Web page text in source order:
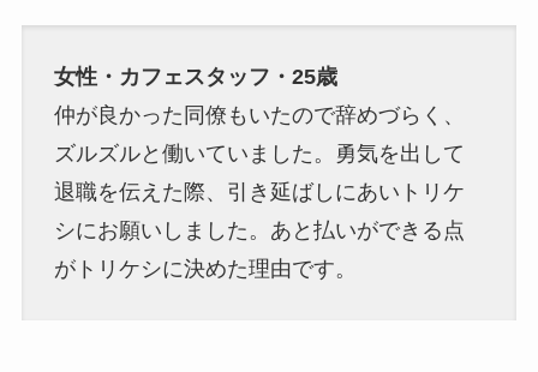
女性・カフェスタッフ・25歳
仲が良かった同僚もいたので辞めづらく、
ズルズルと働いていました。勇気を出して
退職を伝えた際、引き延ばしにあいトリケ
シにお願いしました。あと払いができる点
がトリケシに決めた理由です。